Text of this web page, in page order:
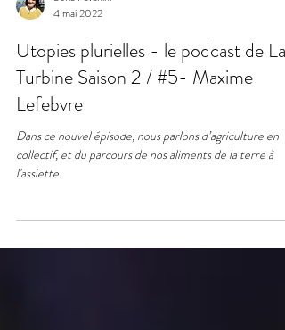
Sofia Pavanini
4 mai 2022
Utopies plurielles - le podcast de La
Turbine Saison 2 / #5- Maxime
Lefebvre
Dans ce nouvel épisode, nous parlons d’agriculture en
l'assiette.